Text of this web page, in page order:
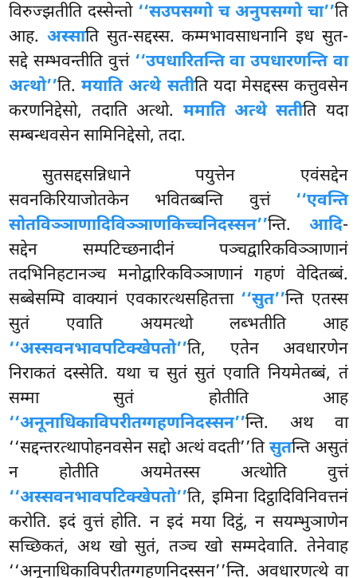
विरुज्झतीति दस्सेन्तो ‘‘सउपसग्गो च अनुपसग्गो चा’’ति
आह. अस्साति सुत-सद्दस्स. कम्मभावसाधनानि इध सुत-
सद्दे सम्भवन्तीति वुत्तं ‘‘उपधारितन्ति वा उपधारणन्ति वा
अत्थो’’ति.मयाति अत्थे सतीति यदा मेसद्दस्स कत्तुवसेन
करणनिद्देसो, तदाति अत्थो. ममाति अत्थे सतीति यदा
सम्बन्धवसेन सामिनिद्देसो, तदा.
सुतसद्दसन्निधाने पयुत्तेन एवंसद्देन
सवनकिरियाजोतकेन भवितब्बन्ति वुत्तं ‘‘एवन्ति
सोतविञ्ञाणादिविञ्ञाणकिच्चनिदस्सन’’न्ति. आदि-
सद्देन सम्पटिच्छनादीनं पञ्चद्वारिकविञ्ञाणानं
तदभिनिहटानञ्च मनोद्वारिकविञ्ञाणानं गहणं वेदितब्बं.
सब्बेसम्पि वाक्यानं एवकारत्थसहितत्ता ‘‘सुत’’न्ति एतस्स
सुतं एवाति अयमत्थो लब्भतीति आह
‘‘अस्सवनभावपटिक्खेपतो’’ति, एतेन अवधारणेन
निराकतं दस्सेति. यथा च सुतं सुतं एवाति नियमेतब्बं, तं
सम्मा सुतं होतीति आह
‘‘अनूनाधिकाविपरीतग्गहणनिदस्सन’’न्ति. अथ वा
‘‘सद्दन्तरत्थापोहनवसेन सद्दो अत्थं वदती’’तिसुतन्ति असुतं
न होतीति अयमेतस्स अत्थोति वुत्तं
‘‘अस्सवनभावपटिक्खेपतो’’ति, इमिना दिट्ठादिविनिवत्तनं
करोति. इदं वुत्तं होति. न इदं मया दिट्ठं, न सयम्भुञाणेन
सच्छिकतं, अथ खो सुतं, तञ्च खो सम्मदेवाति. तेनेवाह
‘‘अनूनाधिकाविपरीतग्गहणनिदस्सन’’न्ति. अवधारणत्थे वा